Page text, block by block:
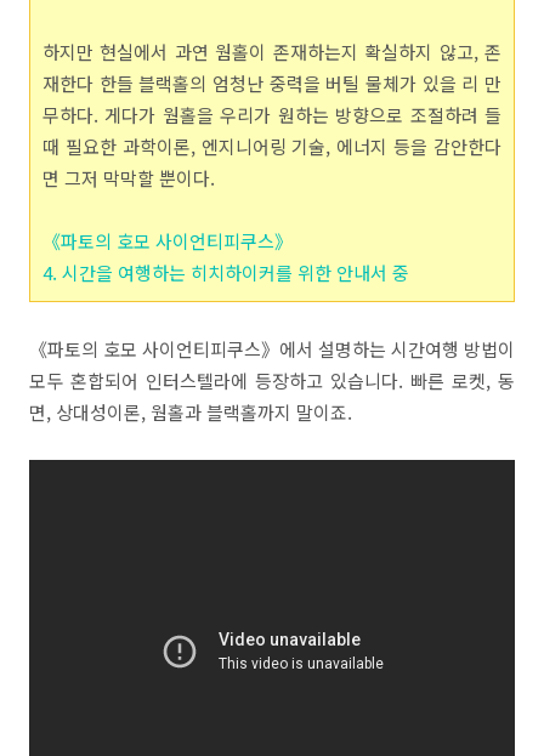
하지만 현실에서 과연 웜홀이 존재하는지 확실하지 않고, 존
재한다 한들 블랙홀의 엄청난 중력을 버틸 물체가 있을 리 만
무하다. 게다가 웜홀을 우리가 원하는 방향으로 조절하려 들
때 필요한 과학이론, 엔지니어링 기술, 에너지 등을 감안한다
면 그저 막막할 뿐이다.
《파토의 호모 사이언티피쿠스》
4. 시간을 여행하는 히치하이커를 위한 안내서 중
《파토의 호모 사이언티피쿠스》에서 설명하는 시간여행 방법이
모두 혼합되어 인터스텔라에 등장하고 있습니다. 빠른 로켓, 동
면, 상대성이론, 웜홀과 블랙홀까지 말이죠.